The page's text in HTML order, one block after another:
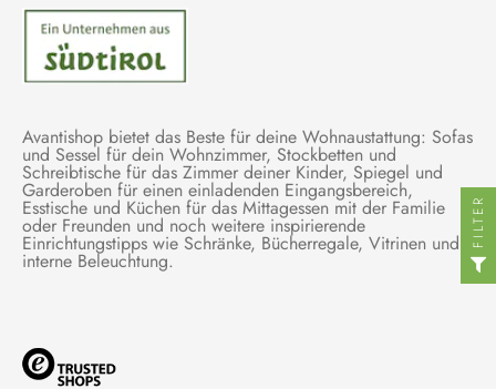
Avantishop bietet das Beste für deine Wohnaustattung: Sofas
und Sessel für dein Wohnzimmer, Stockbetten und
Schreibtische für das Zimmer deiner Kinder, Spiegel und
Garderoben für einen einladenden Eingangsbereich,
Esstische und Küchen für das Mittagessen mit der Familie
oder Freunden und noch weitere inspirierende
Einrichtungstipps wie Schränke, Bücherregale, Vitrinen und
interne Beleuchtung.
FILTER